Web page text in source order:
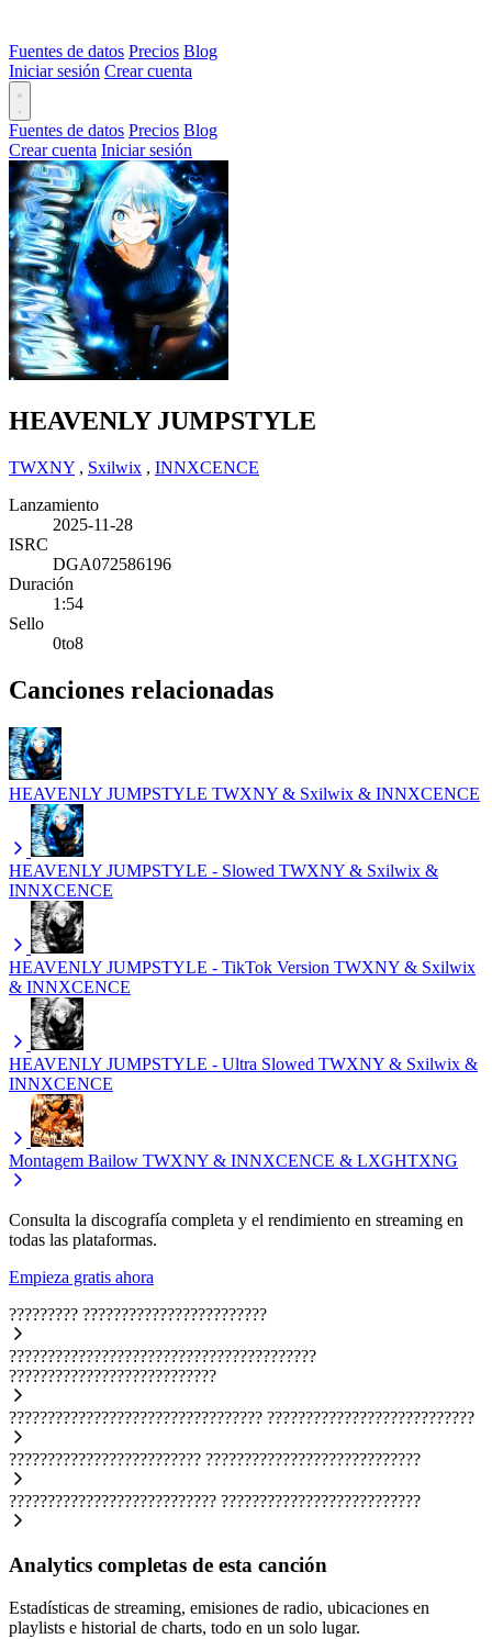
Fuentes de datos Precios Blog
Iniciar sesión Crear cuenta
Fuentes de datos Precios Blog
Crear cuenta Iniciar sesión
HEAVENLY JUMPSTYLE
TWXNY , Sxilwix , INNXCENCE
Lanzamiento
2025-11-28
ISRC
DGA072586196
Duración
1:54
Sello
0to8
Canciones relacionadas
HEAVENLY JUMPSTYLE TWXNY & Sxilwix & INNXCENCE
HEAVENLY JUMPSTYLE - Slowed TWXNY & Sxilwix &
INNXCENCE
HEAVENLY JUMPSTYLE - TikTok Version TWXNY & Sxilwix
& INNXCENCE
HEAVENLY JUMPSTYLE - Ultra Slowed TWXNY & Sxilwix &
INNXCENCE
Montagem Bailow TWXNY & INNXCENCE & LXGHTXNG
Consulta la discografía completa y el rendimiento en streaming en
todas las plataformas.
Empieza gratis ahora
????????? ????????????????????????
????????????????????????????????????????
???????????????????????????
????????????????????????????????? ???????????????????????????
????????????????????????? ????????????????????????????
??????????????????????????? ??????????????????????????
Analytics completas de esta canción
Estadísticas de streaming, emisiones de radio, ubicaciones en
playlists e historial de charts, todo en un solo lugar.